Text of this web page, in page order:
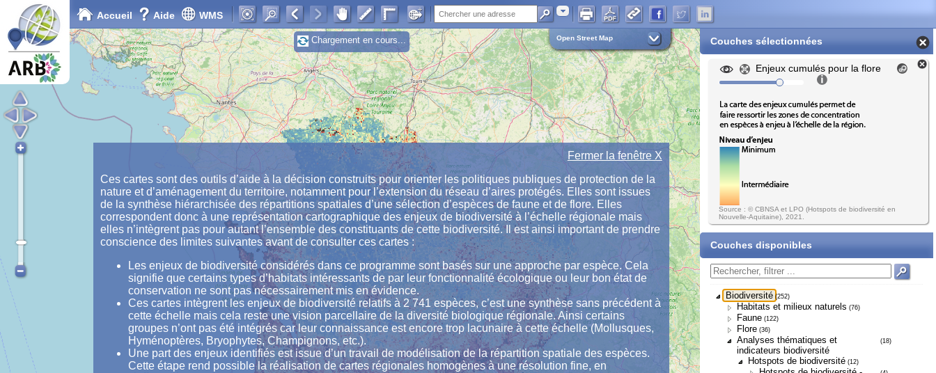
Fermer la fenêtre X
Ces cartes sont des outils d’aide à la décision construits pour orienter les politiques publiques de protection de la
nature et d’aménagement du territoire, notamment pour l’extension du réseau d’aires protégés. Elles sont issues
de la synthèse hiérarchisée des répartitions spatiales d’une sélection d’espèces de faune et de flore. Elles
correspondent donc à une représentation cartographique des enjeux de biodiversité à l’échelle régionale mais
elles n’intègrent pas pour autant l’ensemble des constituants de cette biodiversité. Il est ainsi important de prendre
conscience des limites suivantes avant de consulter ces cartes :
Les enjeux de biodiversité considérés dans ce programme sont basés sur une approche par espèce. Cela
signifie que certains types d’habitats intéressants de par leur fonctionnalité écologique ou leur bon état de
conservation ne sont pas nécessairement mis en évidence.
Ces cartes intègrent les enjeux de biodiversité relatifs à 2 741 espèces, c’est une synthèse sans précédent à
cette échelle mais cela reste une vision parcellaire de la diversité biologique régionale. Ainsi certains
groupes n’ont pas été intégrés car leur connaissance est encore trop lacunaire à cette échelle (Mollusques,
Hyménoptères, Bryophytes, Champignons, etc.).
Une part des enjeux identifiés est issue d’un travail de modélisation de la répartition spatiale des espèces.
Cette étape rend possible la réalisation de cartes régionales homogènes à une résolution fine, en
Accueil Aide WMS Adresse
Chargement en cours... Open Street Map Couches sélectionnées
Enjeux cumulés pour la flore
Source : © CBNSA et LPO (Hotspots de biodiversité en
Nouvelle-Aquitaine), 2021.
Couches disponibles
Biodiversité (252)
Habitats et milieux naturels (76)
Faune (122)
Flore (36)
Analyses thématiques et
indicateurs biodiversité
(18)
Hotspots de biodiversité (12)